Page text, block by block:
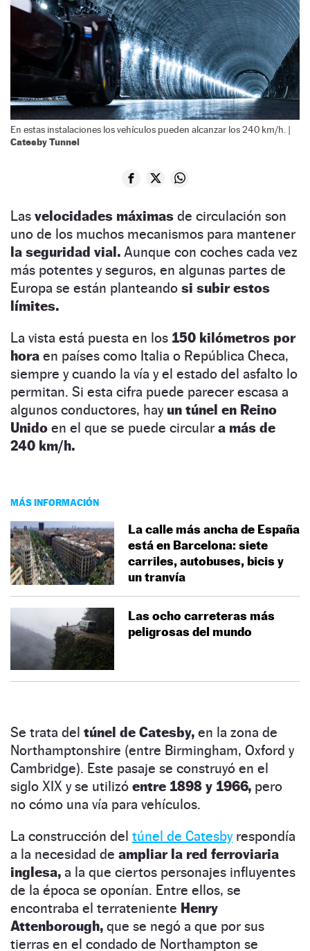
En estas instalaciones los vehículos pueden alcanzar los 240 km/h. |
Catesby Tunnel
Las velocidades máximas de circulación son
uno de los muchos mecanismos para mantener
la seguridad vial. Aunque con coches cada vez
más potentes y seguros, en algunas partes de
Europa se están planteando si subir estos
límites.
La vista está puesta en los 150 kilómetros por
hora en países como Italia o República Checa,
siempre y cuando la vía y el estado del asfalto lo
permitan. Si esta cifra puede parecer escasa a
algunos conductores, hay un túnel en Reino
Unido en el que se puede circular a más de
240 km/h.
MÁS INFORMACIÓN
La calle más ancha de España
está en Barcelona: siete
carriles, autobuses, bicis y
un tranvía
Las ocho carreteras más
peligrosas del mundo
Se trata del túnel de Catesby, en la zona de
Northamptonshire (entre Birmingham, Oxford y
Cambridge). Este pasaje se construyó en el
siglo XIX y se utilizó entre 1898 y 1966, pero
no cómo una vía para vehículos.
La construcción del túnel de Catesbyrespondía
a la necesidad de ampliar la red ferroviaria
inglesa, a la que ciertos personajes influyentes
de la época se oponían. Entre ellos, se
encontraba el terrateniente Henry
Attenborough, que se negó a que por sus
tierras en el condado de Northampton se